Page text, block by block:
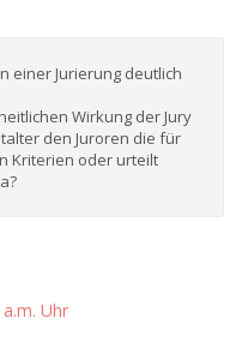
einer Jurierung deutlich
Wirkung der Jury
den Juroren die für
Kriterien oder urteilt
Uhr